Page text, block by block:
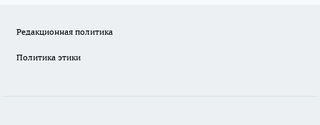
Редакционная политика
Политика этики